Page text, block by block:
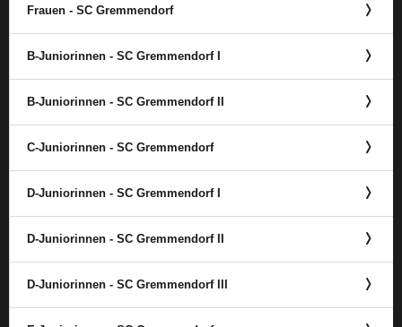
Frauen - SC Gremmendorf
B-Juniorinnen - SC Gremmendorf I
B-Juniorinnen - SC Gremmendorf II
C-Juniorinnen - SC Gremmendorf
D-Juniorinnen - SC Gremmendorf I
D-Juniorinnen - SC Gremmendorf II
D-Juniorinnen - SC Gremmendorf III